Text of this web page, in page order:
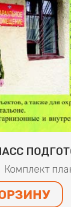
Комплект